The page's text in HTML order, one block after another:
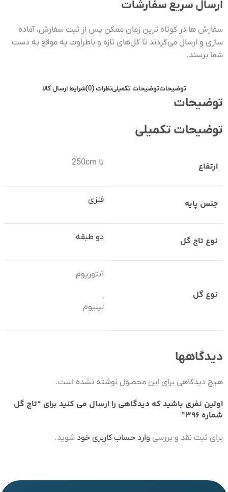
ارسال سریع سفارشات
سفارش ها در کوتاه ترین زمان ممکن پس از ثبت سفارش، آماده
سازی و ارسال می‌گردند تا گل‌های تازه و باطراوت به موقع به دست
شما برسند.
توضیحاتتوضیحات تکمیلینظرات (0) شرایط ارسال کالا
توضیحات
توضیحات تکمیلی
ارتفاع تا 250cm
جنس پایه فلزی
نوع تاج گل دو طبقه
نوع گل
آنتوریوم
,
لیلیوم
دیدگاهها
هیچ دیدگاهی برای این محصول نوشته نشده است.
اولین نفری باشید که دیدگاهی را ارسال می کنید برای “تاج گل
شماره 396”
برای ثبت نقد و بررسی وارد حساب کاربری خود شوید.